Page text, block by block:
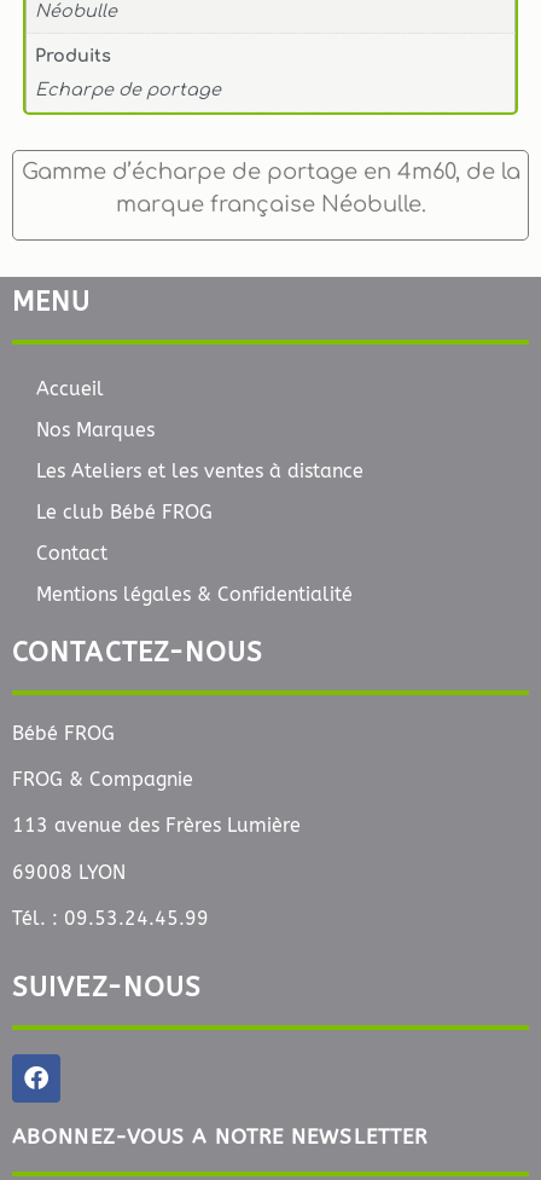
Néobulle
Produits
Echarpe de portage
Gamme d’écharpe de portage en 4m60, de la
marque française Néobulle.
MENU
Accueil
Nos Marques
Les Ateliers et les ventes à distance
Le club Bébé FROG
Contact
Mentions légales & Confidentialité
CONTACTEZ-NOUS
Bébé FROG
FROG & Compagnie
113 avenue des Frères Lumière
69008 LYON
Tél. : 09.53.24.45.99
SUIVEZ-NOUS
ABONNEZ-VOUS A NOTRE NEWSLETTER